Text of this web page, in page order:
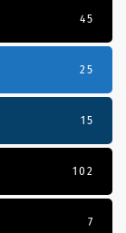
45
25
15
102
7